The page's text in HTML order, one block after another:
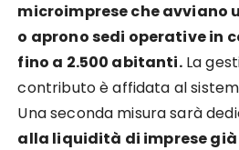
microimprese che avviano
o aprono sedi operative in
fino a 2.500 abitanti.La
contributo è affidata al
Una seconda misura sarà
alla liquidità di imprese